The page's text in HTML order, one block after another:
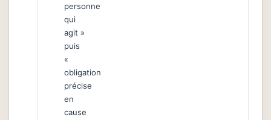
personne
qui
agit »
puis
«
obligation
précise
en
cause